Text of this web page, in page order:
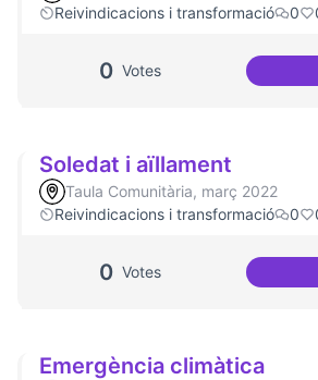
Reivindicacions i transformació
0
0 Votes
Soledat i aïllament
Taula Comunitària, març 2022
Reivindicacions i transformació
0
0 Votes
Emergència climàtica